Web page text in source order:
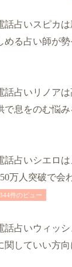
話占いスピカ
める占い師が
話占いリノア
で息をのむ悩み
話占いシエロ
万人突破で会
344件のビュー
話占いウィッ
関していい方向